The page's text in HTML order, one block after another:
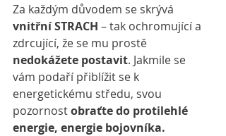
Za každým důvodem se skrývá
vnitřní STRACH – tak ochromující a
zdrcující, že se mu prostě
nedokážete postavit. Jakmile se
vám podaří přiblížit se k
energetickému středu, svou
pozornost obraťte do protilehlé
energie, energie bojovníka.